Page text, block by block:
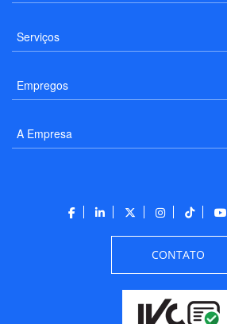
Serviços
Empregos
A Empresa
CONTATO